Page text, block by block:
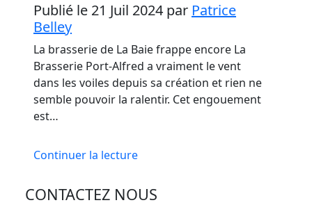
Publié le 21 Juil 2024 par Patrice
Belley
La brasserie de La Baie frappe encore La
Brasserie Port-Alfred a vraiment le vent
dans les voiles depuis sa création et rien ne
semble pouvoir la ralentir. Cet engouement
est…
Continuer la lecture
CONTACTEZ NOUS